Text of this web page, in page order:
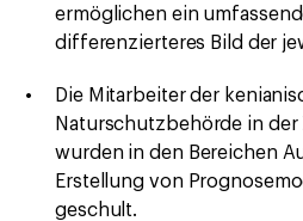
ermöglichen ein
differenzierteres Bild der
Die Mitarbeiter der
Naturschutzbehörde in
wurden in den Bereichen
Erstellung von
geschult.